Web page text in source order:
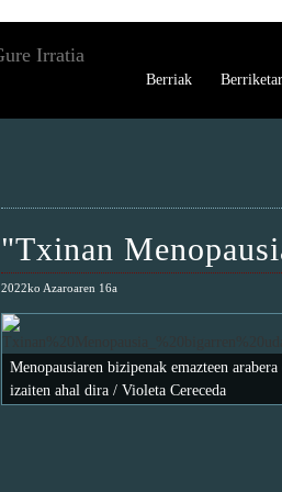
Berriak
"Txinan
2022ko Azaroaren 16a
Menopausiaren bizipenak emazteen
izaiten ahal dira / Violeta Cereceda